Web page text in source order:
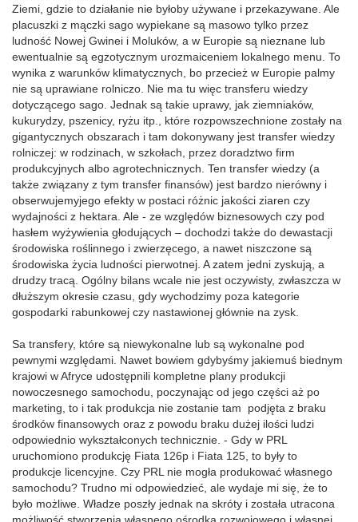
Ziemi, gdzie to działanie nie byłoby używane i przekazywane. Ale
placuszki z mączki sago wypiekane są masowo tylko przez
ludność Nowej Gwinei i Moluków, a w Europie są nieznane lub
ewentualnie są egzotycznym urozmaiceniem lokalnego menu. To
wynika z warunków klimatycznych, bo przecież w Europie palmy
nie są uprawiane rolniczo. Nie ma tu więc transferu wiedzy
dotyczącego sago. Jednak są takie uprawy, jak ziemniaków,
kukurydzy, pszenicy, ryżu itp., które rozpowszechnione zostały na
gigantycznych obszarach i tam dokonywany jest transfer wiedzy
rolniczej: w rodzinach, w szkołach, przez doradztwo firm
produkcyjnych albo agrotechnicznych. Ten transfer wiedzy (a
także związany z tym transfer finansów) jest bardzo nierówny i
obserwujemyjego efekty w postaci różnic jakości ziaren czy
wydajności z hektara. Ale - ze względów biznesowych czy pod
hasłem wyżywienia głodujących – dochodzi także do dewastacji
środowiska roślinnego i zwierzęcego, a nawet niszczone są
środowiska życia ludności pierwotnej. A zatem jedni zyskują, a
drudzy tracą. Ogólny bilans wcale nie jest oczywisty, zwłaszcza w
dłuższym okresie czasu, gdy wychodzimy poza kategorie
gospodarki rabunkowej czy nastawionej głównie na zysk.
Sa transfery, które są niewykonalne lub są wykonalne pod
pewnymi względami. Nawet bowiem gdybyśmy jakiemuś biednym
krajowi w Afryce udostępnili kompletne plany produkcji
nowoczesnego samochodu, poczynając od jego części aż po
marketing, to i tak produkcja nie zostanie tam podjęta z braku
środków finansowych oraz z powodu braku dużej ilości ludzi
odpowiednio wykształconych technicznie. - Gdy w PRL
uruchomiono produkcję Fiata 126p i Fiata 125, to były to
produkcje licencyjne. Czy PRL nie mogła produkować własnego
samochodu? Trudno mi odpowiedzieć, ale wydaje mi się, że to
było możliwe. Władze poszły jednak na skróty i została utracona